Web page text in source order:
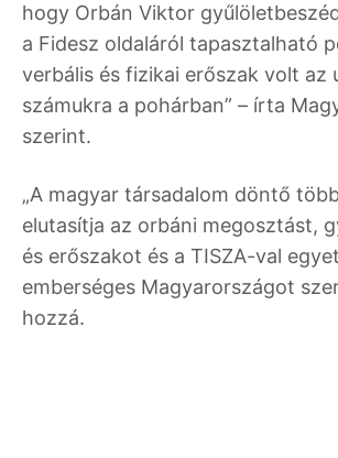
hogy Orbán Viktor
a Fidesz oldaláról tapasztalható
verbális és fizikai erőszak volt az
számukra a pohárban” – írta
szerint.
„A magyar társadalom döntő
elutasítja az orbáni megosztást,
és erőszakot és a TISZA-val
emberséges Magyarországot
hozzá.